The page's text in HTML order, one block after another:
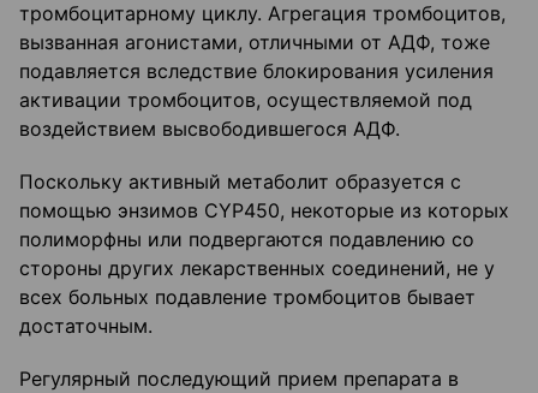
тромбоцитарному циклу. Агрегация тромбоцитов,
вызванная агонистами, отличными от АДФ, тоже
подавляется вследствие блокирования усиления
активации тромбоцитов, осуществляемой под
воздействием высвободившегося АДФ.
Поскольку активный метаболит образуется с
помощью энзимов CYP450, некоторые из которых
полиморфны или подвергаются подавлению со
стороны других лекарственных соединений, не у
всех больных подавление тромбоцитов бывает
достаточным.
Регулярный последующий прием препарата в